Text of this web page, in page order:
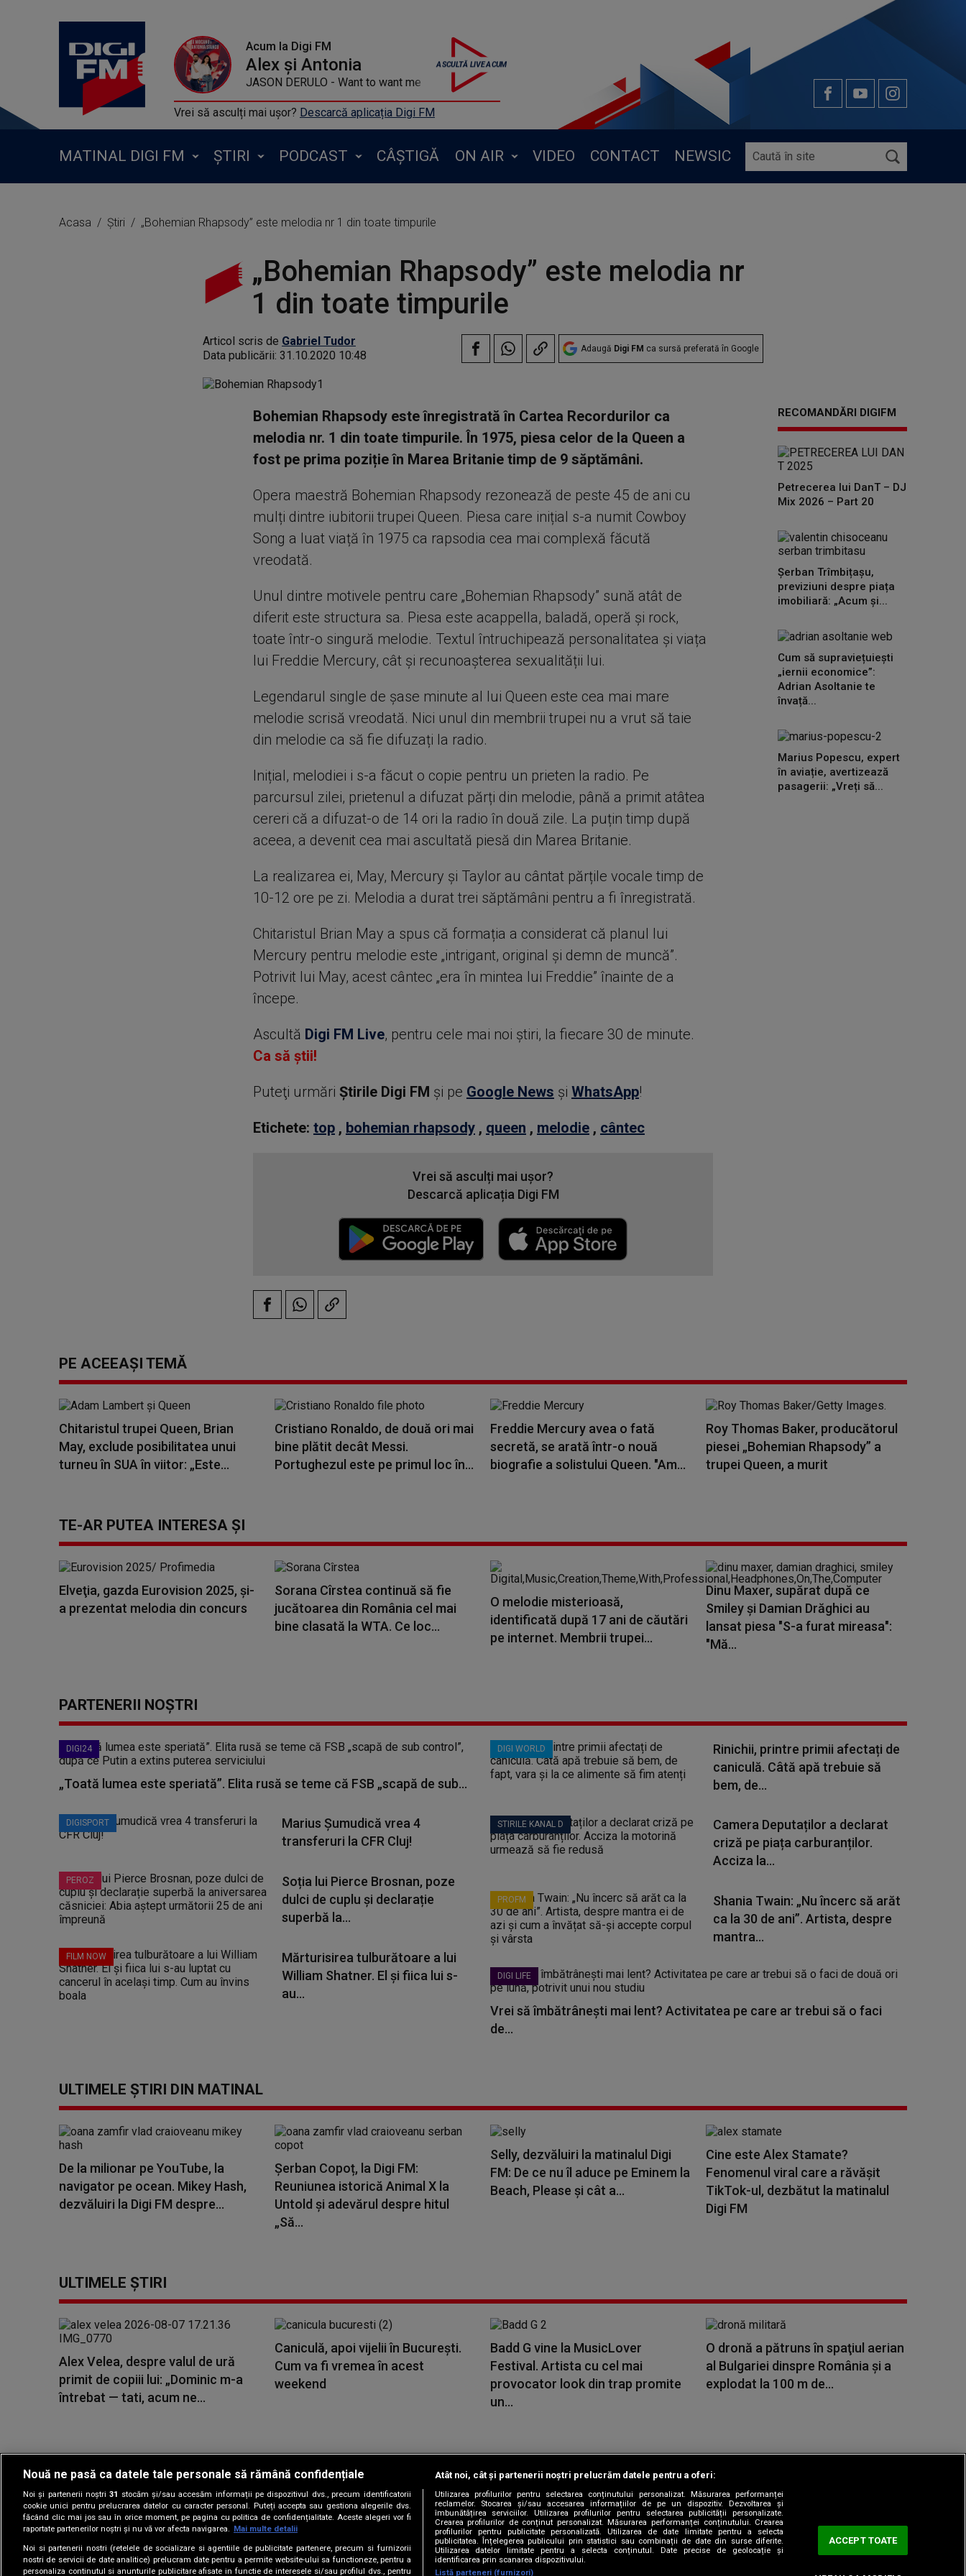
Acum la Digi FM
Alex și Antonia
JASON DERULO - Want to want me
Vrei să asculți mai ușor? Descarcă aplicația Digi FM
MATINAL DIGI FM ȘTIRI PODCAST CÂȘTIGĂ ON AIR VIDEO CONTACT NEWSIC
Acasa Știri „Bohemian Rhapsody” este melodia nr 1 din toate timpurile
„Bohemian Rhapsody” este melodia nr
1 din toate timpurile
Articol scris de Gabriel Tudor
Data publicării: 31.10.2020 10:48 Adaugă Digi FM ca sursă preferată în Google
Bohemian Rhapsody este înregistrată în Cartea Recordurilor ca
melodia nr. 1 din toate timpurile. În 1975, piesa celor de la Queen a
fost pe prima poziție în Marea Britanie timp de 9 săptămâni.
Opera maestră Bohemian Rhapsody rezonează de peste 45 de ani cu
mulți dintre iubitorii trupei Queen. Piesa care inițial s-a numit Cowboy
Song a luat viață în 1975 ca rapsodia cea mai complexă făcută
vreodată.
Unul dintre motivele pentru care „Bohemian Rhapsody” sună atât de
diferit este structura sa. Piesa este acappella, baladă, operă și rock,
toate într-o singură melodie. Textul întruchipează personalitatea și viața
lui Freddie Mercury, cât și recunoașterea sexualității lui.
Legendarul single de șase minute al lui Queen este cea mai mare
melodie scrisă vreodată. Nici unul din membrii trupei nu a vrut să taie
din melodie ca să fie difuzați la radio.
Inițial, melodiei i s-a făcut o copie pentru un prieten la radio. Pe
parcursul zilei, prietenul a difuzat părți din melodie, până a primit atâtea
cereri că a difuzat-o de 14 ori la radio în două zile. La puțin timp după
aceea, a devenit cea mai ascultată piesă din Marea Britanie.
La realizarea ei, May, Mercury și Taylor au cântat părțile vocale timp de
10-12 ore pe zi. Melodia a durat trei săptămâni pentru a fi înregistrată.
Chitaristul Brian May a spus că formația a considerat că planul lui
Mercury pentru melodie este „intrigant, original și demn de muncă”.
Potrivit lui May, acest cântec „era în mintea lui Freddie” înainte de a
începe.
Ascultă Digi FM Live, pentru cele mai noi știri, la fiecare 30 de minute.
Ca să știi!
Puteţi urmări Știrile Digi FM şi pe Google News şi WhatsApp!
Etichete: top, bohemian rhapsody, queen , melodie, cântec
Vrei să asculți mai ușor?
Descarcă aplicația Digi FM
RECOMANDĂRI DIGIFM
Petrecerea lui DanT – DJ
Mix 2026 – Part 20
Șerban Trîmbițașu,
previziuni despre piața
imobiliară: „Acum și...
Cum să supraviețuiești
„iernii economice”:
Adrian Asoltanie te
învață...
Marius Popescu, expert
în aviație, avertizează
pasagerii: „Vreți să...
PE ACEEAȘI TEMĂ
Chitaristul trupei Queen, Brian
May, exclude posibilitatea unui
turneu în SUA în viitor: „Este...
Cristiano Ronaldo, de două ori mai
bine plătit decât Messi.
Portughezul este pe primul loc în...
Freddie Mercury avea o fată
secretă, se arată într-o nouă
biografie a solistului Queen. "Am...
Roy Thomas Baker, producătorul
piesei „Bohemian Rhapsody” a
trupei Queen, a murit
TE-AR PUTEA INTERESA ȘI
Elveţia, gazda Eurovision 2025, şi-
a prezentat melodia din concurs
Sorana Cîrstea continuă să fie
jucătoarea din România cel mai
bine clasată la WTA. Ce loc...
O melodie misterioasă,
identificată după 17 ani de căutări
pe internet. Membrii trupei...
Dinu Maxer, supărat după ce
Smiley și Damian Drăghici au
lansat piesa "S-a furat mireasa":
"Mă...
PARTENERII NOȘTRI
DIGI24
„Toată lumea este speriată”. Elita rusă se teme că FSB „scapă de sub...
DIGISPORT
Marius Șumudică vrea 4
transferuri la CFR Cluj!
PEROZ
Soția lui Pierce Brosnan, poze
dulci de cuplu și declarație
superbă la...
FILM NOW
Mărturisirea tulburătoare a lui
William Shatner. El și fiica lui s-
au...
DIGI WORLD
Rinichii, printre primii afectați de
caniculă. Câtă apă trebuie să
bem, de...
STIRILE KANAL D
Camera Deputaților a declarat
criză pe piața carburanților.
Acciza la...
PROFM
Shania Twain: „Nu încerc să arăt
ca la 30 de ani”. Artista, despre
mantra...
DIGI LIFE
Vrei să îmbătrânești mai lent? Activitatea pe care ar trebui să o faci
de...
ULTIMELE ȘTIRI DIN MATINAL
De la milionar pe YouTube, la
navigator pe ocean. Mikey Hash,
dezvăluiri la Digi FM despre...
Șerban Copoț, la Digi FM:
Reuniunea istorică Animal X la
Untold și adevărul despre hitul
„Să...
Selly, dezvăluiri la matinalul Digi
FM: De ce nu îl aduce pe Eminem la
Beach, Please și cât a...
Cine este Alex Stamate?
Fenomenul viral care a răvășit
TikTok-ul, dezbătut la matinalul
Digi FM
ULTIMELE ȘTIRI
Alex Velea, despre valul de ură
primit de copiii lui: „Dominic m-a
întrebat — tati, acum ne...
Caniculă, apoi vijelii în București.
Cum va fi vremea în acest
weekend
Badd G vine la MusicLover
Festival. Artista cu cel mai
provocator look din trap promite
un...
O dronă a pătruns în spaţiul aerian
al Bulgariei dinspre România și a
explodat la 100 m de...
Copyright © 2026 / DIGI ROMANIA S.A.
Gestionați preferințele|Termeni și condiții |Politica de confidențialitate|Contact/Info| Codul etic|Sitemap
Urmărește-ne și pe
Nouă ne pasă ca datele tale personale să rămână confidențiale
Noi și partenerii noștri31 stocăm și/sau accesăm informații pe dispozitivul dvs., precum identificatorii
cookie unici pentru prelucrarea datelor cu caracter personal. Puteți accepta sau gestiona alegerile dvs.
făcând clic mai jos sau în orice moment, pe pagina cu politica de confidențialitate. Aceste alegeri vor fi
raportate partenerilor noștri și nu vă vor afecta navigarea. Mai multe detalii
Noi si partenerii nostri (retelele de socializare si agentiile de publicitate partenere, precum si furnizorii
nostri de servicii de date analitice) prelucram date pentru a permite website-ului sa functioneze, pentru a
personaliza continutul si anunturile publicitare afisate in functie de interesele si/sau profilul dvs., pentru
Atât noi, cât și partenerii noștri prelucrăm datele pentru a oferi:
Utilizarea profilurilor pentru selectarea conținutului personalizat. Măsurarea performanței
reclamelor. Stocarea și/sau accesarea informațiilor de pe un dispozitiv. Dezvoltarea și
îmbunătățirea serviciilor. Utilizarea profilurilor pentru selectarea publicității personalizate.
Crearea profilurilor de conținut personalizat. Măsurarea performanței conținutului. Crearea
profilurilor pentru publicitate personalizată. Utilizarea de date limitate pentru a selecta
publicitatea. Înțelegerea publicului prin statistici sau combinații de date din surse diferite.
Utilizarea datelor limitate pentru a selecta conținutul. Date precise de geolocație și
identificarea prin scanarea dispozitivului.
Listă parteneri (furnizori)
ACCEPT TOATE